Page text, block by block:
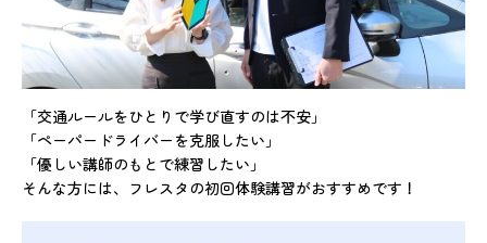
「交通ルールをひとりで学び直すのは不安」
「ペーパードライバーを克服したい」
「優しい講師のもとで練習したい」
そんな方には、フレスタの初回体験講習がおすすめです！